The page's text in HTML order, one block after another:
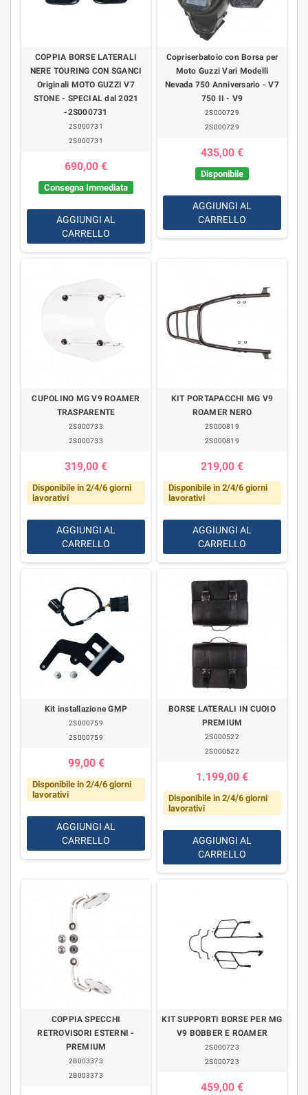
COPPIA BORSE LATERALI
NERE TOURING CON SGANCI
Originali MOTO GUZZI V7
STONE - SPECIAL dal 2021
-2S000731
2S000731
2S000731
690,00 €
Consegna Immediata
AGGIUNGI AL
CARRELLO
Copriserbatoio con Borsa per
Moto Guzzi Vari Modelli
Nevada 750 Anniversario - V7
750 II - V9
2S000729
2S000729
435,00 €
Disponibile
AGGIUNGI AL
CARRELLO
CUPOLINO MG V9 ROAMER
TRASPARENTE
2S000733
2S000733
319,00 €
Disponibile in 2/4/6 giorni
lavorativi
AGGIUNGI AL
CARRELLO
KIT PORTAPACCHI MG V9
ROAMER NERO
2S000819
2S000819
219,00 €
Disponibile in 2/4/6 giorni
lavorativi
AGGIUNGI AL
CARRELLO
Kit installazione GMP
2S000759
2S000759
99,00 €
Disponibile in 2/4/6 giorni
lavorativi
AGGIUNGI AL
CARRELLO
BORSE LATERALI IN CUOIO
PREMIUM
2S000522
2S000522
1.199,00 €
Disponibile in 2/4/6 giorni
lavorativi
AGGIUNGI AL
CARRELLO
COPPIA SPECCHI
RETROVISORI ESTERNI -
PREMIUM
2B003373
2B003373
KIT SUPPORTI BORSE PER MG
V9 BOBBER E ROAMER
2S000723
2S000723
459,00 €